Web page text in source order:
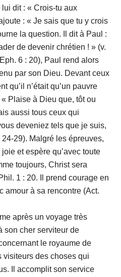
dit : « Crois-tu aux
: « Je sais que tu y crois
la question. Il dit à Paul :
de devenir chrétien ! » (v.
6 : 20), Paul rend alors
par son Dieu. Devant ceux
qu’il n’était qu’un pauvre
Plaise à Dieu que, tôt ou
aussi tous ceux qui
deveniez tels que je suis,
29). Malgré les épreuves,
et espère qu’avec toute
toujours, Christ sera
1 : 20. Il prend courage en
amour à sa rencontre (Act.
un voyage très
son cher serviteur de
le royaume de
visiteurs des choses qui
Il accomplit son service